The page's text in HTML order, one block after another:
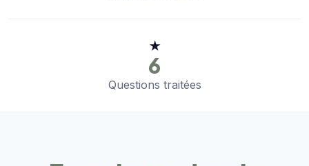
★
6
Questions traitées